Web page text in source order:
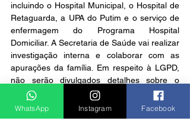
incluindo o Hospital Municipal, o Hospital de
Retaguarda, a UPA do Putim e o serviço de
enfermagem do Programa Hospital
Domiciliar. A Secretaria de Saúde vai realizar
investigação interna e colaborar com as
apurações da família. Em respeito à LGPD,
não serão divulgados detalhes sobre o
paciente.
Notícias
WhatsApp Instagram Facebook